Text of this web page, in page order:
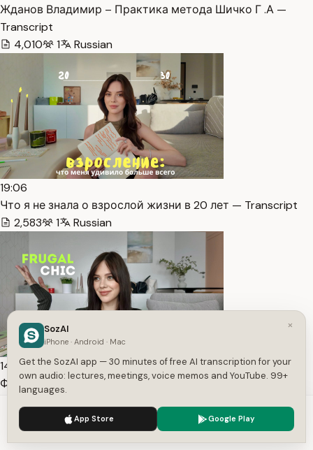
Жданов Владимир – Практика метода Шичко Г .А —
Transcript
4,010
1 Russian
19:06
Что я не знала о взрослой жизни в 20 лет — Transcript
2,583
1 Russian
14:34
Финансовые привычки и порядок. Всё про тренд Frugal
Russian
We use cookies to enhance your experience.
×
SozAI
iPhone · Android · Mac
Get the SozAI app — 30 minutes of free AI transcription for your
own audio: lectures, meetings, voice memos and YouTube. 99+
languages.
App Store Google Play